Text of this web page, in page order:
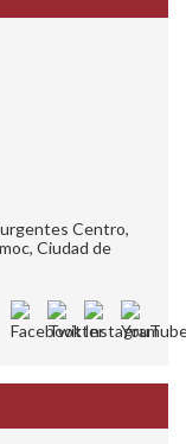
Centro,
Ciudad de